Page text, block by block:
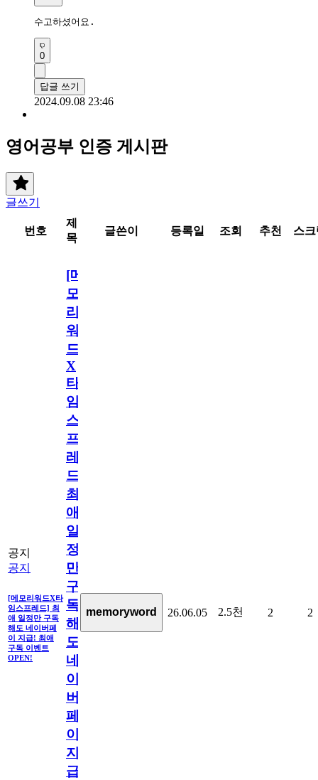
수고하셨어요.
0
답글 쓰기
2024.09.08 23:46
영어공부 인증 게시판
글쓰기
번호
제
목
글쓴이 등록일 조회 추천 스
공지
공지
[메모리워드X타
임스프레드] 최
애 일정만 구독
해도 네이버페
이 지급! 최애
구독 이벤트
OPEN!
[메
모
리
워
드
X
타
임
스
프
레
드]
최
애
일
정
만
구
독
해
도
네
이
버
페
이
지
급!
memoryword 26.06.05 2.5천 2 2